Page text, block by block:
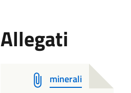
Allegati
minerali